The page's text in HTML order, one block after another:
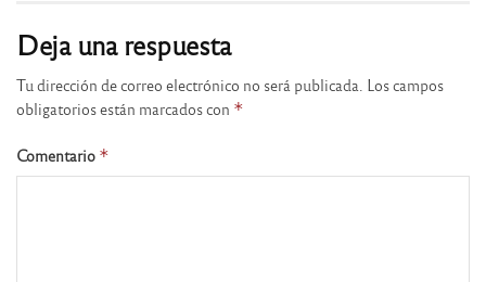
Deja una respuesta
Tu dirección de correo electrónico no será publicada. Los campos
obligatorios están marcados con *
Comentario *